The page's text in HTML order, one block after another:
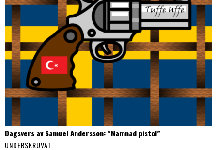
Dagsvers av Samuel Andersson: ”Namnad pistol”
UNDERSKRUVAT